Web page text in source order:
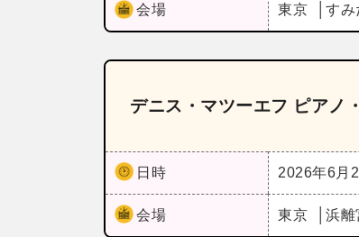
会場 東京 すみ
デニス・マツーエフ ピアノ
日時 2026年6月2
会場 東京 浜離